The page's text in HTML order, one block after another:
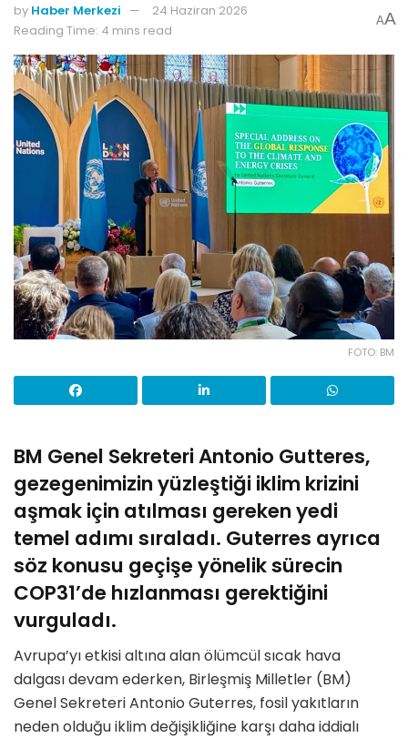
by Haber Merkezi
24 Haziran 2026
Reading Time: 4 mins read
AA
FOTO: BM
BM Genel Sekreteri Antonio Gutteres,
gezegenimizin yüzleştiği iklim krizini
aşmak için atılması gereken yedi
temel adımı sıraladı. Guterres ayrıca
söz konusu geçişe yönelik sürecin
COP31’de hızlanması gerektiğini
vurguladı.
Avrupa’yı etkisi altına alan ölümcül sıcak hava
dalgası devam ederken, Birleşmiş Milletler (BM)
Genel Sekreteri Antonio Guterres, fosil yakıtların
neden olduğu iklim değişikliğine karşı daha iddialı